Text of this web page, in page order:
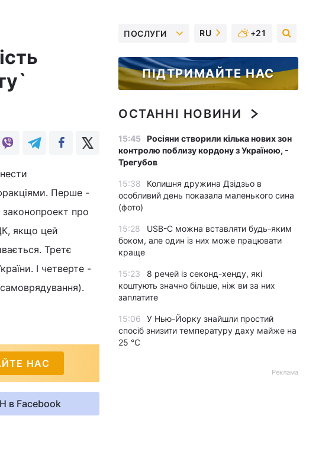
Перше -
законопроект про
якщо цей
Третє
І четверте -
НАС
в Facebook
ПОСЛУГИ RU +21
ПІДТРИМАЙТЕ НАС
ОСТАННІ НОВИНИ
15:45 Росіяни створили кілька нових зон
контролю поблизу кордону з Україною, -
Трегубов
15:38
Колишня дружина Дзідзьо в
особливий день показала маленького сина
(фото)
15:28
USB-C можна вставляти будь-яким
боком, але один із них може працювати
краще
15:23
8 речей із секонд-хенду, які
коштують значно більше, ніж ви за них
заплатите
15:06
У Нью-Йорку знайшли простий
спосіб знизити температуру даху майже на
25 °C
Реклама